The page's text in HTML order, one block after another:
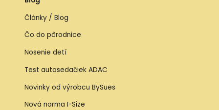
Články / Blog
Čo do pôrodnice
Nosenie detí
Test autosedačiek ADAC
Novinky od výrobcu BySues
Nová norma I-Size